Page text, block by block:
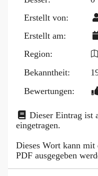
Erstellt von:
Erstellt am:
Region:
Bekanntheit:
Bewertungen:
Dieser Eintrag ist
eingetragen.
Dieses Wort kann mit
PDF ausgegeben